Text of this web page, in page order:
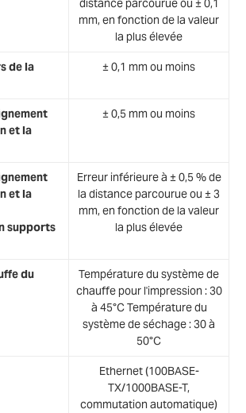
distance parcourue ou ± 0,1
mm, en fonction de la valeur
la plus élevée
de la
± 0,1 mm ou moins
et la
± 0,5 mm ou moins
et la
supports
Erreur inférieure à ± 0,5 % de
la distance parcourue ou ± 3
mm, en fonction de la valeur
la plus élevée
du
Température du système de
chauffe pour l'impression : 30
à 45°C Température du
système de séchage : 30 à
50°C
Ethernet (100BASE-
TX/1000BASE-T,
commutation automatique)